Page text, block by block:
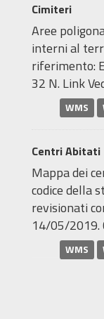
Cimiteri
Aree
interni al
riferimento:
32 N. Link
WMS
Centri Abitati
Mappa dei
codice della
revisionati
14/05/2019.
WMS